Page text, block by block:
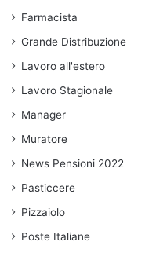
Farmacista
Grande Distribuzione
Lavoro all'estero
Lavoro Stagionale
Manager
Muratore
News Pensioni 2022
Pasticcere
Pizzaiolo
Poste Italiane